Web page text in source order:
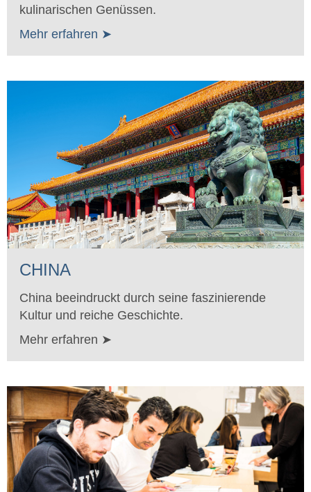
kulinarischen Genüssen.
Mehr erfahren ➤
CHINA
China beeindruckt durch seine faszinierende
Kultur und reiche Geschichte.
Mehr erfahren ➤